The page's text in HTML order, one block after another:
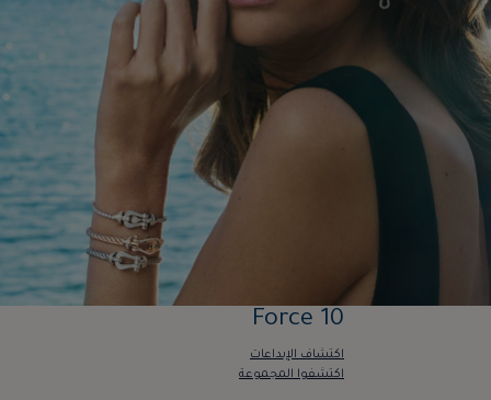
Force 10
اكتشاف الإبداعات
اكتشفوا المجموعة